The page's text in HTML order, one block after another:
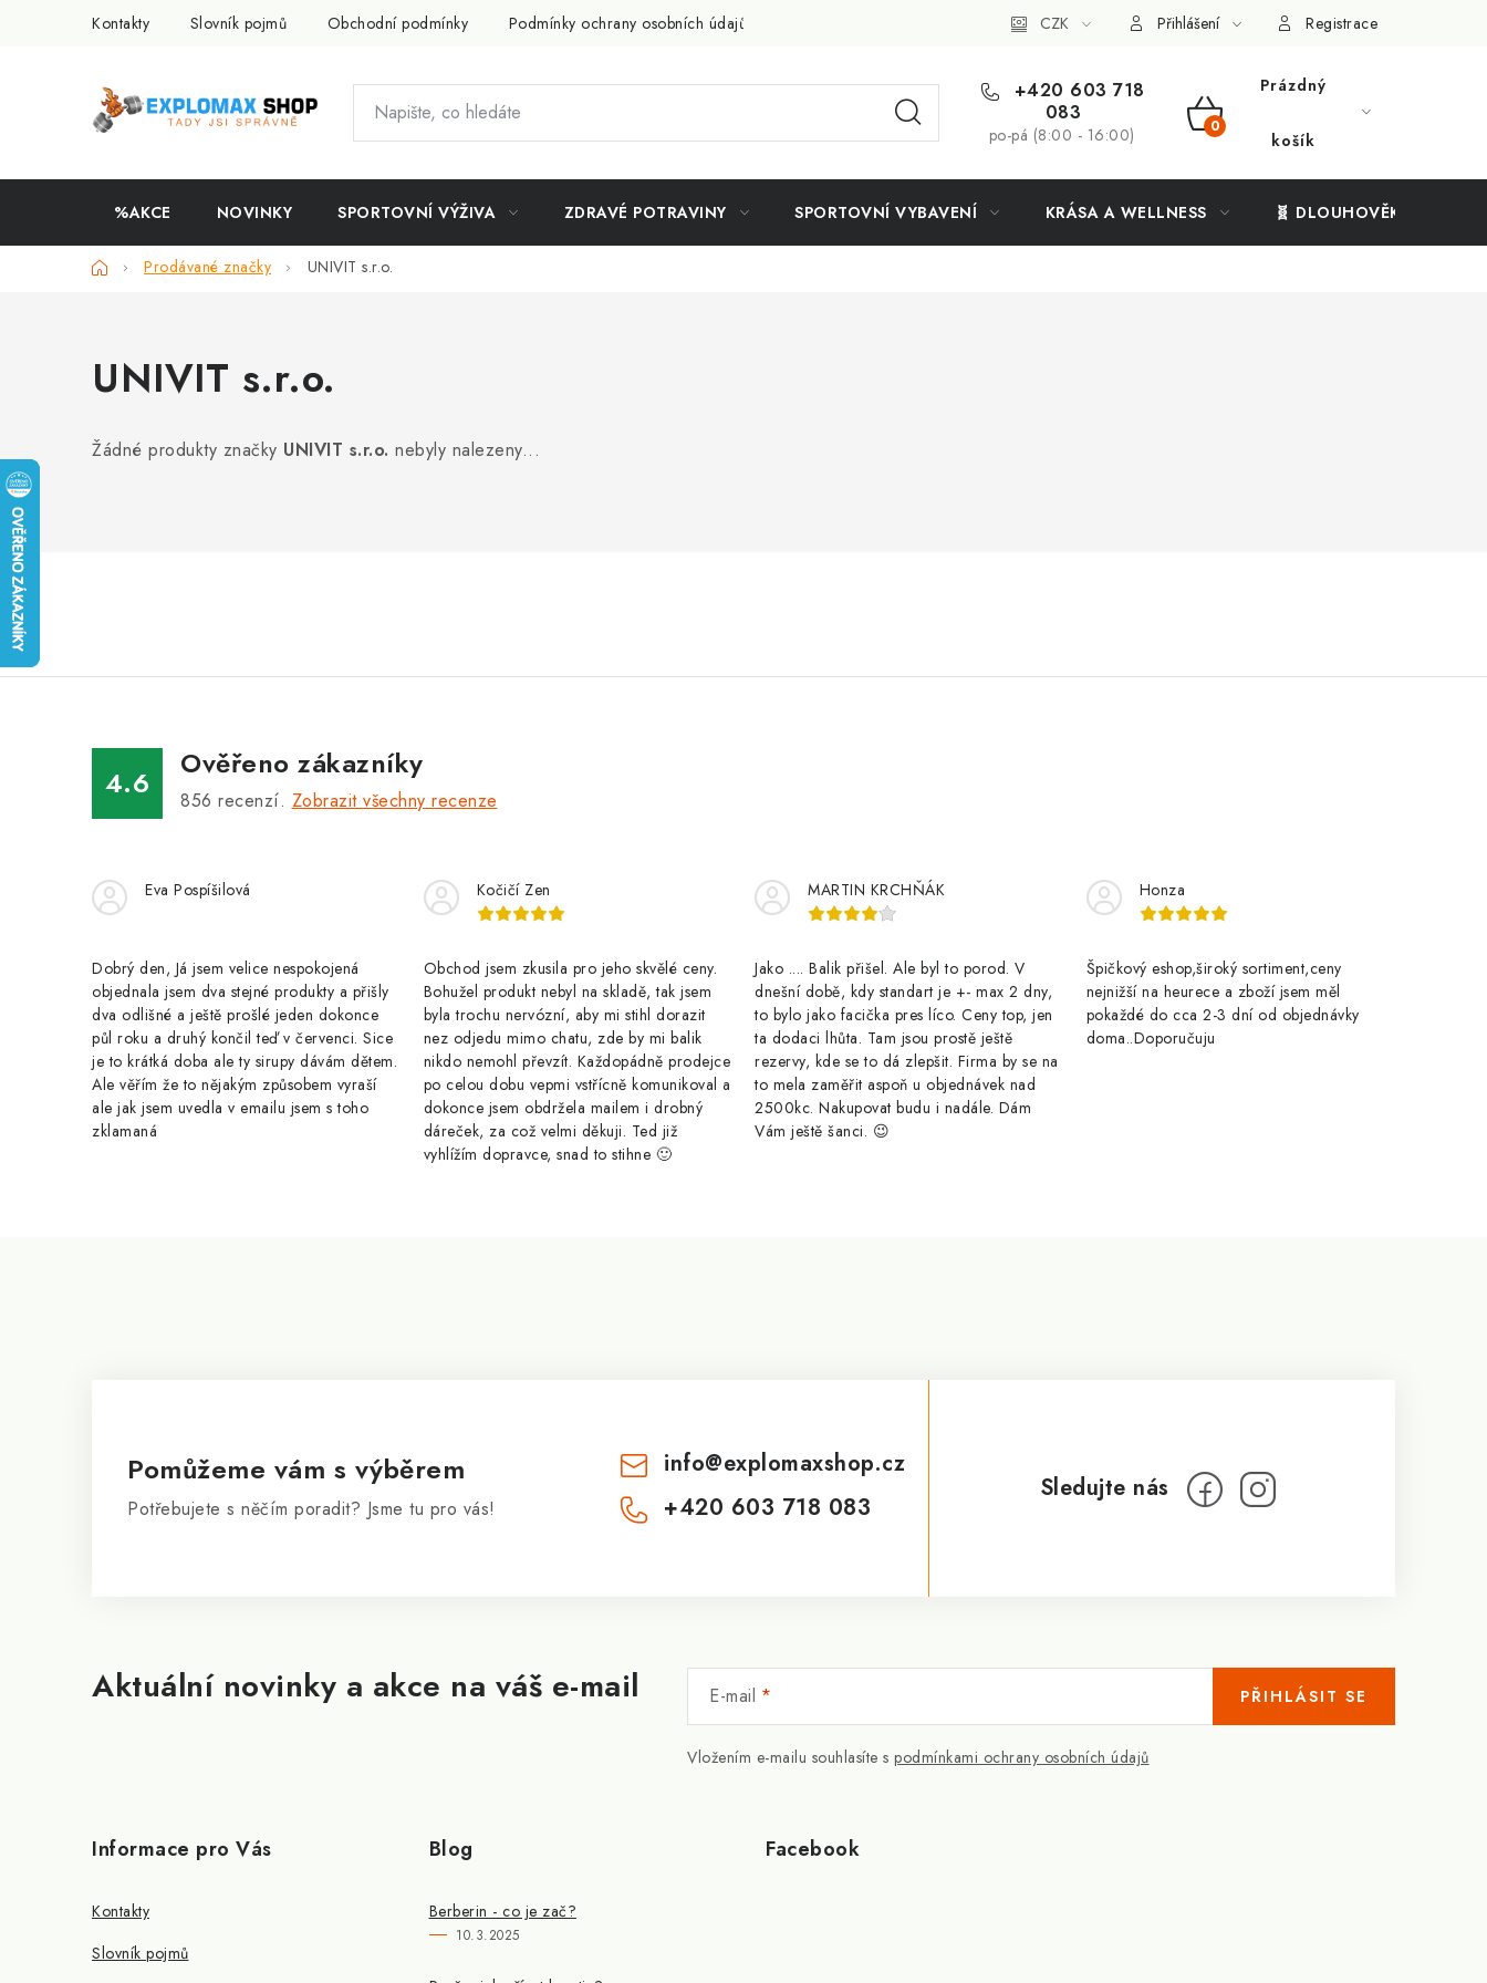
Kontakty Slovník pojmů Obchodní podmínky Podmínky ochrany osobních údajů Slevový systém Vše o nákupu
CZK Přihlášení Registrace
+420 603 718
083
po-pá (8:00 - 16:00)
NÁKUPNÍ
Prázdný
košík
%AKCE NOVINKY SPORTOVNÍ VÝŽIVA ZDRAVÉ POTRAVINY SPORTOVNÍ VYBAVENÍ KRÁSA A WELLNESS 🧬 DLOUHOVĚKOST
DomůProdávané značky UNIVIT s.r.o.
UNIVIT s.r.o.
Žádné produkty značky UNIVIT s.r.o. nebyly nalezeny...
4.6
Ověřeno zákazníky
856 recenzí. Zobrazit všechny recenze
Eva Pospíšilová
Dobrý den, Já jsem velice nespokojená
objednala jsem dva stejné produkty a přišly
dva odlišné a ještě prošlé jeden dokonce
půl roku a druhý končil teď v červenci. Sice
je to krátká doba ale ty sirupy dávám dětem.
Ale věřím že to nějakým způsobem vyraší
ale jak jsem uvedla v emailu jsem s toho
zklamaná
Kočičí Zen
Obchod jsem zkusila pro jeho skvělé ceny.
Bohužel produkt nebyl na skladě, tak jsem
byla trochu nervózní, aby mi stihl dorazit
nez odjedu mimo chatu, zde by mi balik
nikdo nemohl převzít. Každopádně prodejce
po celou dobu vepmi vstřícně komunikoval a
dokonce jsem obdržela mailem i drobný
dáreček, za což velmi děkuji. Ted již
vyhlížím dopravce, snad to stihne 🙂
MARTIN KRCHŇÁK
Jako .... Balik přišel. Ale byl to porod. V
dnešní době, kdy standart je +- max 2 dny,
to bylo jako facička pres líco. Ceny top, jen
ta dodaci lhůta. Tam jsou prostě ještě
rezervy, kde se to dá zlepšit. Firma by se na
to mela zaměřit aspoň u objednávek nad
2500kc. Nakupovat budu i nadále. Dám
Vám ještě šanci. 😉
Honza
Špičkový eshop,široký sortiment,ceny
nejnižší na heurece a zboží jsem měl
pokaždé do cca 2-3 dní od objednávky
doma..Doporučuju
Aktuální novinky a akce na váš e-mail E-mail
Vložením e-mailu souhlasíte s podmínkami ochrany osobních údajů
PŘIHLÁSIT SE
Pomůžeme vám s výběrem
Potřebujete s něčím poradit? Jsme tu pro vás!
info@explomaxshop.cz
+420 603 718 083
Informace pro Vás
Kontakty
Slovník pojmů
Blog
Berberin - co je zač?
10.3.2025
Facebook